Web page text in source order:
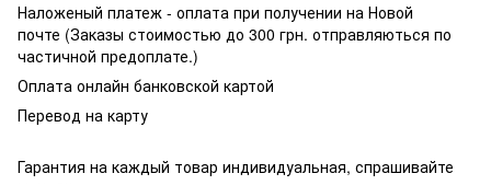
Наложеный платеж - оплата при получении на Новой
почте (Заказы стоимостью до 300 грн. отправляються по
частичной предоплате.)
Оплата онлайн банковской картой
Перевод на карту
Гарантия на каждый товар индивидуальная, спрашивайте